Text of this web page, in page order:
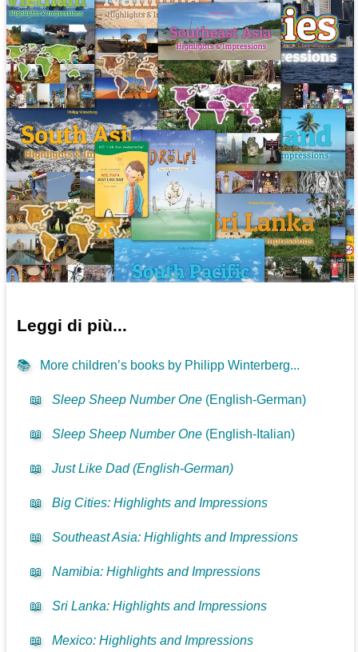
Leggi di più...
📚 More children’s books by Philipp Winterberg...
📖 Sleep Sheep Number One (English-German)
📖 Sleep Sheep Number One (English-Italian)
📖 Just Like Dad (English-German)
📖 Big Cities: Highlights and Impressions
📖 Southeast Asia: Highlights and Impressions
📖 Namibia: Highlights and Impressions
📖 Sri Lanka: Highlights and Impressions
📖 Mexico: Highlights and Impressions